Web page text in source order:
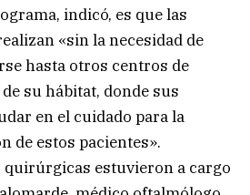
indicó, es que las
«sin la necesidad de
hasta otros centros de
su hábitat, donde sus
en el cuidado para la
de estos pacientes».
estuvieron a cargo